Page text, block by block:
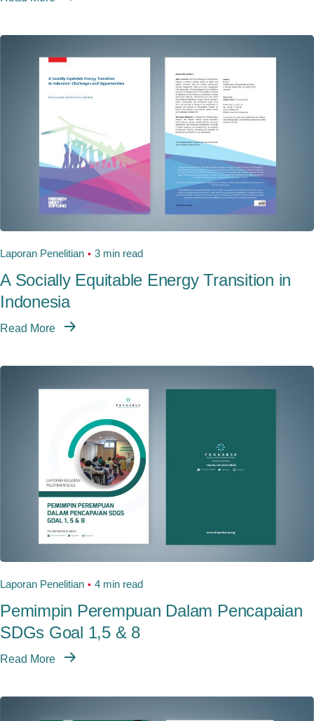
Laporan Penelitian 3 min read
A Socially Equitable Energy Transition in
Indonesia
Read More
Laporan Penelitian 4 min read
Pemimpin Perempuan Dalam Pencapaian
SDGs Goal 1,5 & 8
Read More